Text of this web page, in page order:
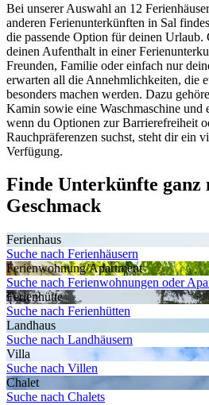
Bei unserer Auswahl an 12
anderen Ferienunterkünften in Sal
die passende Option für deinen
deinen Aufenthalt in einer
Freunden, Familie oder einfach nur
erwarten all die Annehmlichkeiten, die
besonders machen werden. Dazu
Kamin sowie eine Waschmaschine und
wenn du Optionen zur Barrierefreiheit
Rauchpräferenzen suchst, steht dir ein
Verfügung.
Finde Unterkünfte ganz
Geschmack
Ferienhaus
Suche nach Ferienhäusern
Ferienwohnung/Apartment
Suche nach Ferienwohnungen oder
Ferienhütte
Suche nach Ferienhütten
Landhaus
Suche nach Landhäusern
Villa
Suche nach Villen
Chalet
Suche nach Chalets